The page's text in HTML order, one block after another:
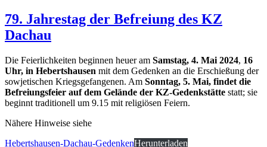
79. Jahrestag der Befreiung des KZ
Dachau
Die Feierlichkeiten beginnen heuer am Samstag, 4. Mai 2024, 16
Uhr, in Hebertshausen mit dem Gedenken an die Erschießung der
sowjetischen Kriegsgefangenen. Am Sonntag, 5. Mai, findet die
Befreiungsfeier auf dem Gelände der KZ-Gedenkstätte statt; sie
beginnt traditionell um 9.15 mit religiösen Feiern.
Nähere Hinweise siehe
Hebertshausen-Dachau-GedenkenHerunterladen